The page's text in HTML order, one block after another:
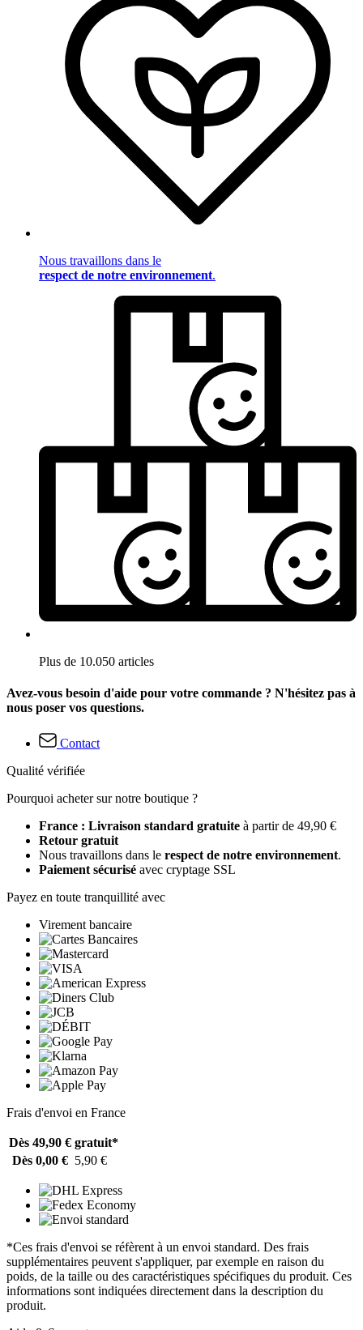
Nous travaillons dans le
respect de notre environnement.
Plus de 10.050 articles
Avez-vous besoin d'aide pour votre commande ? N'hésitez pas à
nous poser vos questions.
Contact
Qualité vérifiée
Pourquoi acheter sur notre boutique ?
France : Livraison standard gratuite à partir de 49,90 €
Retour gratuit
Nous travaillons dans le respect de notre environnement.
Paiement sécurisé avec cryptage SSL
Payez en toute tranquillité avec
Virement bancaire
Frais d'envoi en France
Dès 49,90 € gratuit*
Dès 0,00 € 5,90 €
*Ces frais d'envoi se réfèrent à un envoi standard. Des frais
supplémentaires peuvent s'appliquer, par exemple en raison du
poids, de la taille ou des caractéristiques spécifiques du produit. Ces
informations sont indiquées directement dans la description du
produit.